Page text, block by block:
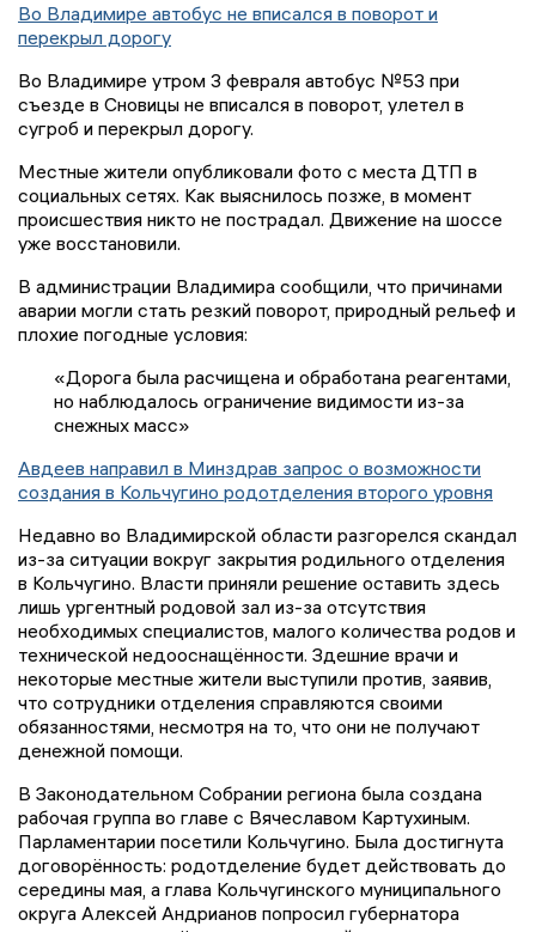
Во Владимире автобус не вписался в поворот и
перекрыл дорогу
Во Владимире утром 3 февраля автобус №53 при
съезде в Сновицы не вписался в поворот, улетел в
сугроб и перекрыл дорогу.
Местные жители опубликовали фото с места ДТП в
социальных сетях. Как выяснилось позже, в момент
происшествия никто не пострадал. Движение на шоссе
уже восстановили.
В администрации Владимира сообщили, что причинами
аварии могли стать резкий поворот, природный рельеф и
плохие погодные условия:
«Дорога была расчищена и обработана реагентами,
но наблюдалось ограничение видимости из-за
снежных масс»
Авдеев направил в Минздрав запрос о возможности
создания в Кольчугино родотделения второго уровня
Недавно во Владимирской области разгорелся скандал
из-за ситуации вокруг закрытия родильного отделения
в Кольчугино. Власти приняли решение оставить здесь
лишь ургентный родовой зал из-за отсутствия
необходимых специалистов, малого количества родов и
технической недооснащённости. Здешние врачи и
некоторые местные жители выступили против, заявив,
что сотрудники отделения справляются своими
обязанностями, несмотря на то, что они не получают
денежной помощи.
В Законодательном Собрании региона была создана
рабочая группа во главе с Вячеславом Картухиным.
Парламентарии посетили Кольчугино. Была достигнута
договорённость: родотделение будет действовать до
середины мая, а глава Кольчугинского муниципального
округа Алексей Андрианов попросил губернатора